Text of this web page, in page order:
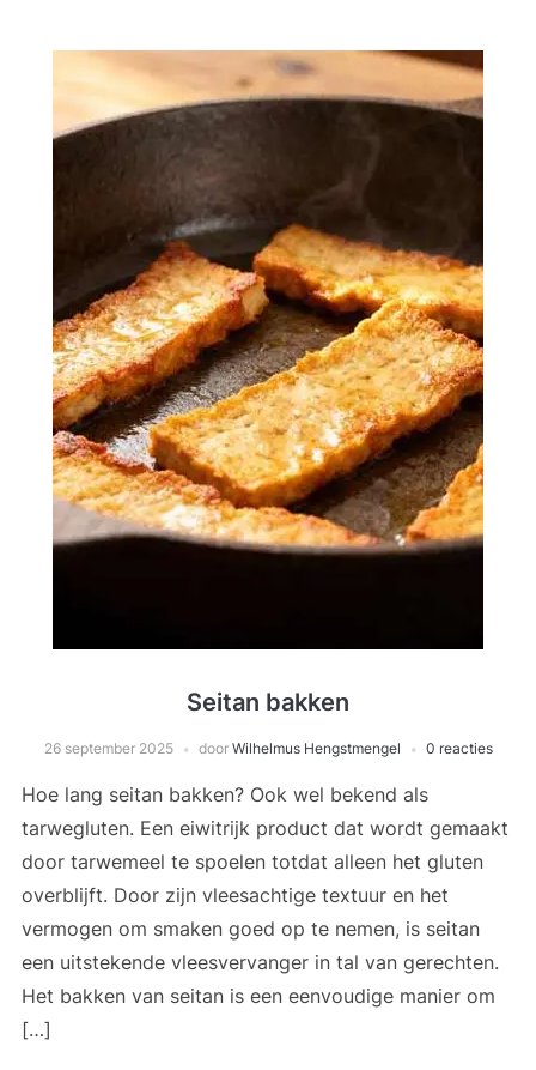
Seitan bakken
26 september 2025 door Wilhelmus Hengstmengel 0 reacties
Hoe lang seitan bakken? Ook wel bekend als
tarwegluten. Een eiwitrijk product dat wordt gemaakt
door tarwemeel te spoelen totdat alleen het gluten
overblijft. Door zijn vleesachtige textuur en het
vermogen om smaken goed op te nemen, is seitan
een uitstekende vleesvervanger in tal van gerechten.
Het bakken van seitan is een eenvoudige manier om
[…]